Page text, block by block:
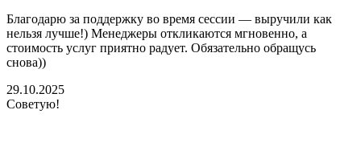
Благодарю за поддержку во время сессии — выручили как
нельзя лучше!) Менеджеры откликаются мгновенно, а
стоимость услуг приятно радует. Обязательно обращусь
снова))
29.10.2025
Советую!